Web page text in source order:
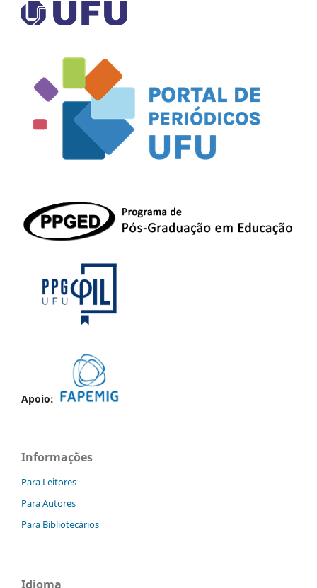
Apoio:
Informações
Para Leitores
Para Autores
Para Bibliotecários
Idioma